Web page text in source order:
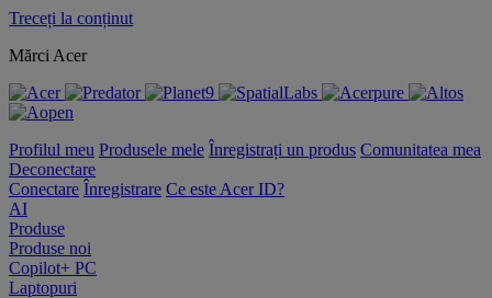
Treceți la conținut
Mărci Acer
Profilul meu Produsele mele Înregistrați un produs Comunitatea mea
Deconectare
Conectare Înregistrare Ce este Acer ID?
AI
Produse
Produse noi
Copilot+ PC
Laptopuri